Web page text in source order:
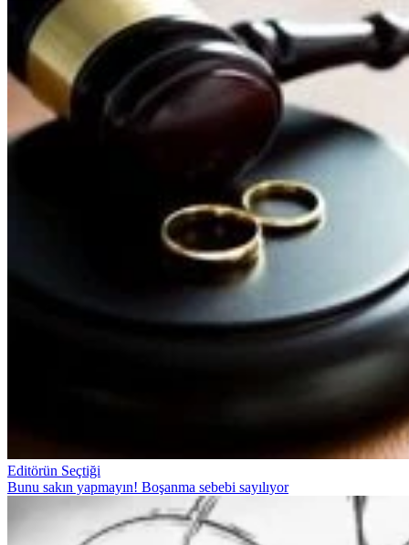
Editörün Seçtiği
Bunu sakın yapmayın! Boşanma sebebi sayılıyor